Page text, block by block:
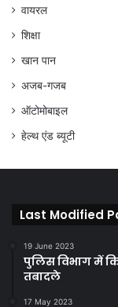
वायरल
शिक्षा
खान पान
अजब-गजब
ऑटोमोबाइल
हेल्थ एंड ब्यूटी
Last Modified
19 June 2023
पुलिस विभाग में
तबादले
17 May 2023